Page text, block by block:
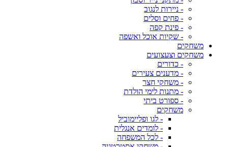
- ניירות לנגוב
- פחים וסלים
- פינת קפה
- שקיות אוכל ואשפה
משחקים
משחקים וצעצועים
- כדורים
- מדענים צעירים
- משחקי חצר
- מתנות לימי הולדת
- ספורט ביתי
משחקים
- לגו ופליימוביל
- לומדים אנגלית
- לכל המשפחה